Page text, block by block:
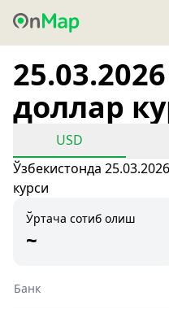
доллар
USD
Ўзбекистонда
курси
Ўртача сотиб олиш
~
Банк